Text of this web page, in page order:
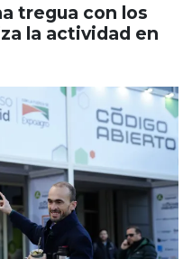
tregua con los
la actividad en